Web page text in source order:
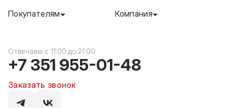
Покупателям Компания
c 11:00 до 21:00
+7 351 955-01-48
Заказать звонок